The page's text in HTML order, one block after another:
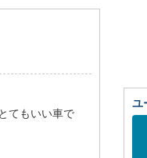
てもいい車で
ユ